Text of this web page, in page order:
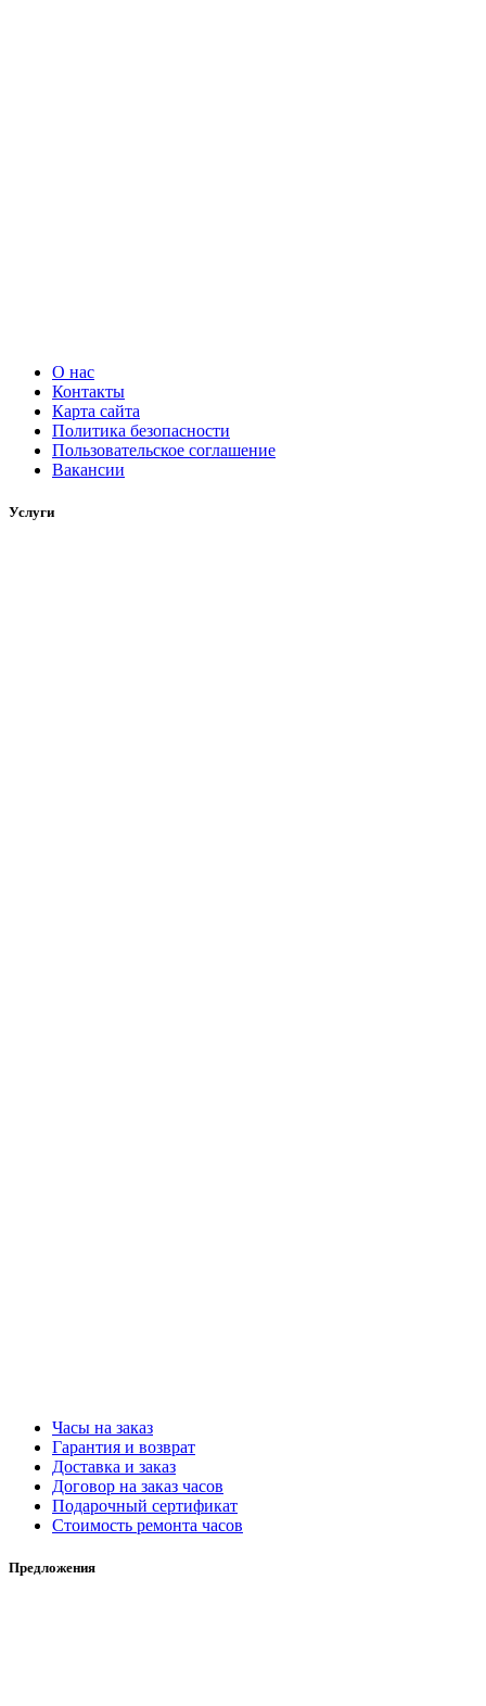
О нас
Контакты
Карта сайта
Политика безопасности
Пользовательское соглашение
Вакансии
Услуги
Часы на заказ
Гарантия и возврат
Доставка и заказ
Договор на заказ часов
Подарочный сертификат
Стоимость ремонта часов
Предложения